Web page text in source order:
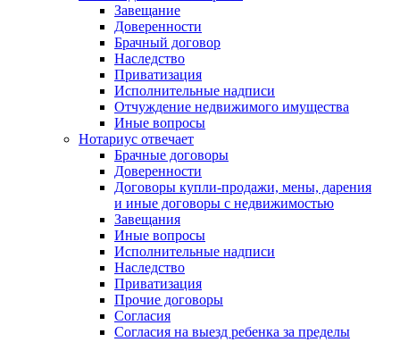
Завещание
Доверенности
Брачный договор
Наследство
Приватизация
Исполнительные надписи
Отчуждение недвижимого имущества
Иные вопросы
Нотариус отвечает
Брачные договоры
Доверенности
Договоры купли-продажи, мены, дарения
и иные договоры с недвижимостью
Завещания
Иные вопросы
Исполнительные надписи
Наследство
Приватизация
Прочие договоры
Согласия
Согласия на выезд ребенка за пределы